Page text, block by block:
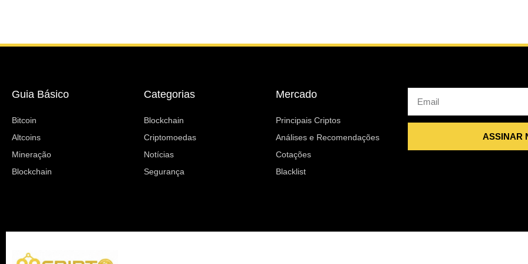
Guia Básico
Bitcoin
Altcoins
Mineração
Blockchain
Categorias
Blockchain
Criptomoedas
Notícias
Segurança
Mercado
Principais Criptos
Análises e Recomendações
Cotações
Blacklist
ASSINAR